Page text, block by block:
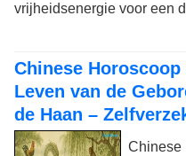
vrijheidsenergie voor een
Chinese Horoscoop
Leven van de
de Haan –
Chinese